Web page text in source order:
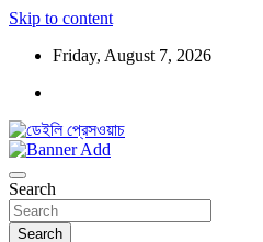
Skip to content
Friday, August 7, 2026
ডেইলি প্রেসওয়াচ
Search
Search